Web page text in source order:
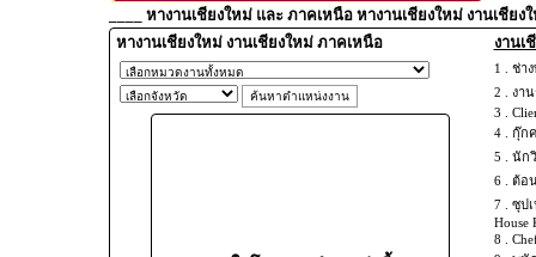
____ หางานเชียงใหม่ และ ภาคเหนือ หางานเชียงใหม่ งานเชียง
หางานเชียงใหม่ งานเชียงใหม่ ภาคเหนือ
งานเ
1 . ช่า
2 . งา
3 .
4 . กุ๊ก
5 . นัก
6 . ต้อ
7 . ซุป
House
8 .